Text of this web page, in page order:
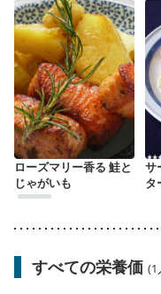
ローズマリー香る 鮭と
じゃがいも
サ
タ
すべての栄養価 (1